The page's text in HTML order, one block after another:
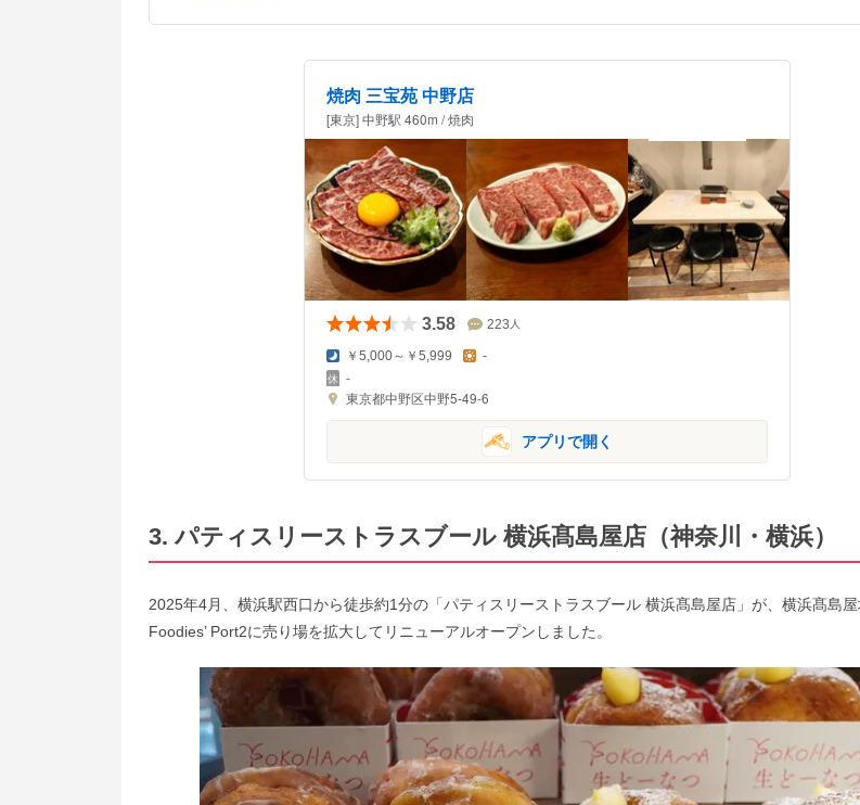
焼肉 三宝苑 中野店
[東京] 中野駅 460m / 焼肉
3.58 223 人
￥5,000～￥5,999 -
-
東京都中野区中野5-49-6
アプリで開く
3. パティスリーストラスブール 横浜髙島屋店（神奈川・横浜）
2025年4月、横浜駅西口から徒歩約1分の「パティスリーストラスブール 横浜髙島屋店」が、横浜髙島
Foodies’ Port2に売り場を拡大してリニューアルオープンしました。